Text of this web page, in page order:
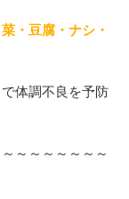
・豆腐・ナシ・
体調不良を予防
～～～～～～～